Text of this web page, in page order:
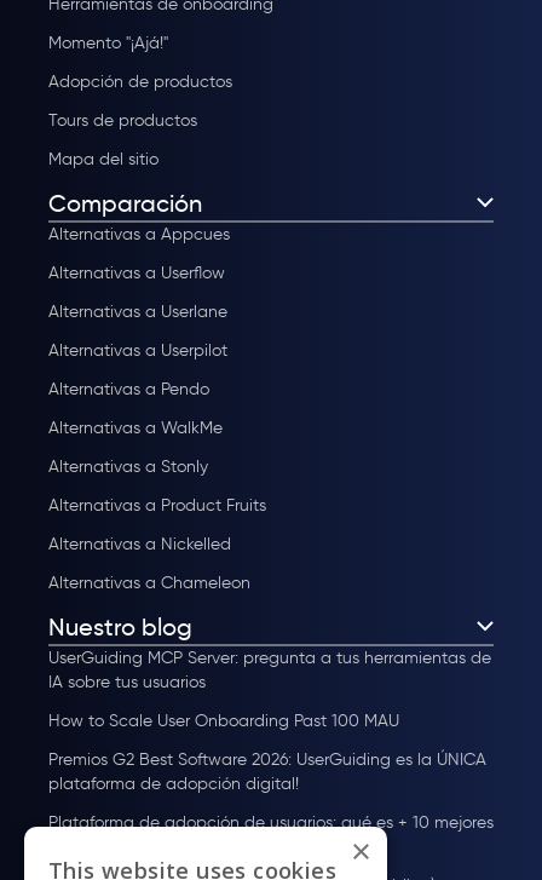
Momento "¡Ajá!"
Adopción de productos
Tours de productos
Mapa del sitio
Comparación
Alternativas a Appcues
Alternativas a Userflow
Alternativas a Userlane
Alternativas a Userpilot
Alternativas a Pendo
Alternativas a WalkMe
Alternativas a Stonly
Alternativas a Product Fruits
Alternativas a Nickelled
Alternativas a Chameleon
Nuestro blog
UserGuiding MCP Server: pregunta a tus herramientas de
IA sobre tus usuarios
How to Scale User Onboarding Past 100 MAU
Premios G2 Best Software 2026: UserGuiding es la ÚNICA
plataforma de adopción digital!
Plataforma de adopción de usuarios: qué es + 10 mejores
×
This website uses cookies